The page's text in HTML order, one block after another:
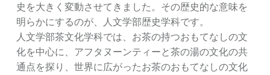
史を大きく変動させてきました。その歴史的な意味を
明らかにするのが、人文学部歴史学科です。
人文学部茶文化学科では、お茶の持つおもてなしの文
化を中心に、アフタヌーンティーと茶の湯の文化の共
通点を探り、世界に広がったお茶のおもてなしの文化